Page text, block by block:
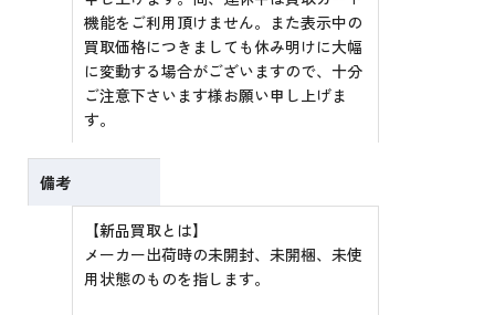
機能をご利用頂けません。また表示中の
買取価格につきましても休み明けに大幅
に変動する場合がございますので、十分
ご注意下さいます様お願い申し上げま
す。
備考
【新品買取とは】
メーカー出荷時の未開封、未開梱、未使
用状態のものを指します。